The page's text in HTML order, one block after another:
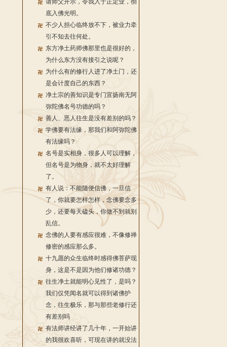
请师父开示，令我入于正定业，彻
底入佛光明。
不少人担心临终放不下，被业力牵
引不知去往何处。
东方净土药师佛那里也是很好的，
为什么东方没有接引之说呢？
为什么有的修行人进了净土门，还
是会计度自己的东西？
净土宗的善知识是专门宣扬南无阿
弥陀佛名号功德的吗？
善人、恶人往生是没有差别的吗？
学佛要有法缘，那我们和阿弥陀佛
有法缘吗？
名号是实相身，很多人可以理解，
但名号是为物身，就不太好理解
了。
有人说：不能随便信佛，一旦信
了，你就要怎样怎样，念佛要念多
少，还要每天磕头，你做不到就别
乱信。
念佛的人要有感应很难，不像修禅
修密的感应那么多。
十九愿的众生临终时感得佛菩萨现
身，这是不是因为他们修诸功德？
往生净土就能明心见性了，是吗？
我们仅凭闻名就可以得到诸佛护
念，往生极乐，那与那些老修行还
有差别吗
有法师讲经讲了几十年，一开始讲
的我很欢喜听，可现在讲的就没法